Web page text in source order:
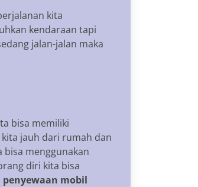
kita
kendaraan tapi
jalan-jalan maka
bisa memiliki
jauh dari rumah dan
menggunakan
diri kita bisa
penyewaan mobil